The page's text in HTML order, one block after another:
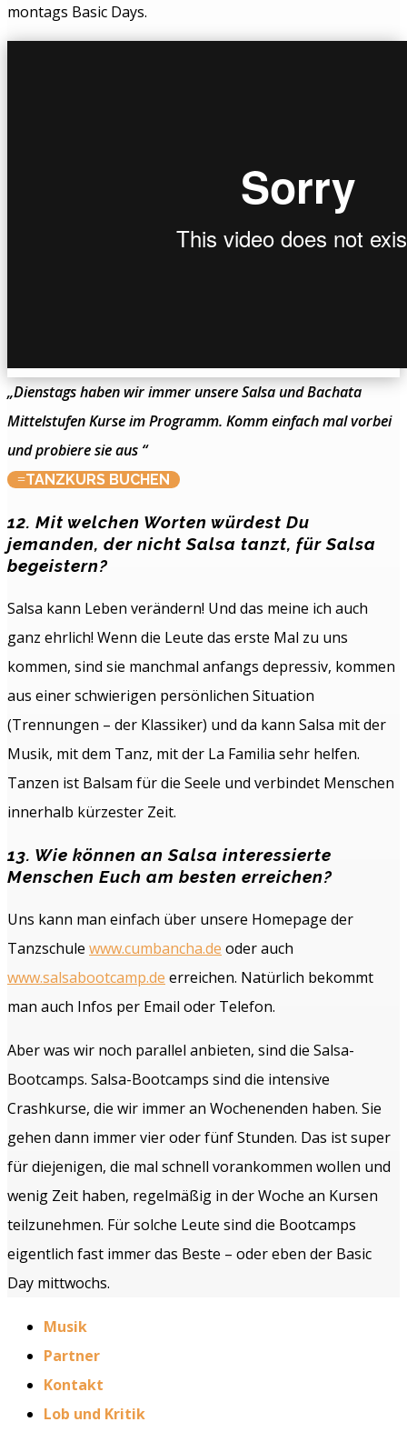
montags Basic Days.
„Dienstags haben wir immer unsere Salsa und Bachata
Mittelstufen Kurse im Programm. Komm einfach mal vorbei
und probiere sie aus “
TANZKURS BUCHEN
12. Mit welchen Worten würdest Du
jemanden, der nicht Salsa tanzt, für Salsa
begeistern?
Salsa kann Leben verändern! Und das meine ich auch
ganz ehrlich! Wenn die Leute das erste Mal zu uns
kommen, sind sie manchmal anfangs depressiv, kommen
aus einer schwierigen persönlichen Situation
(Trennungen – der Klassiker) und da kann Salsa mit der
Musik, mit dem Tanz, mit der La Familia sehr helfen.
Tanzen ist Balsam für die Seele und verbindet Menschen
innerhalb kürzester Zeit.
13. Wie können an Salsa interessierte
Menschen Euch am besten erreichen?
Uns kann man einfach über unsere Homepage der
Tanzschule www.cumbancha.de oder auch
www.salsabootcamp.de erreichen. Natürlich bekommt
man auch Infos per Email oder Telefon.
Aber was wir noch parallel anbieten, sind die Salsa-
Bootcamps. Salsa-Bootcamps sind die intensive
Crashkurse, die wir immer an Wochenenden haben. Sie
gehen dann immer vier oder fünf Stunden. Das ist super
für diejenigen, die mal schnell vorankommen wollen und
wenig Zeit haben, regelmäßig in der Woche an Kursen
teilzunehmen. Für solche Leute sind die Bootcamps
eigentlich fast immer das Beste – oder eben der Basic
Day mittwochs.
Musik
Partner
Kontakt
Lob und Kritik